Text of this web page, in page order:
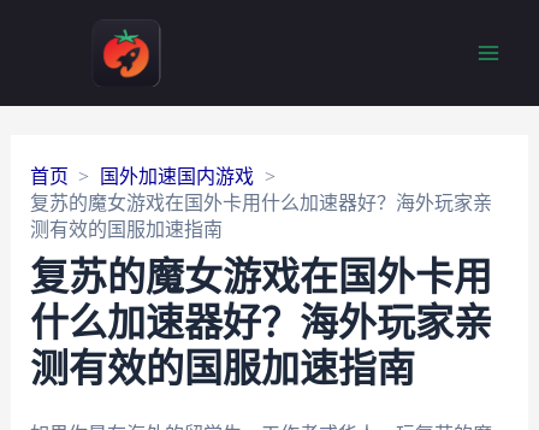
首页
国外加速国内游戏
复苏的魔女游戏在国外卡用什么加速器好？海外玩家亲
测有效的国服加速指南
复苏的魔女游戏在国外卡用
什么加速器好？海外玩家亲
测有效的国服加速指南